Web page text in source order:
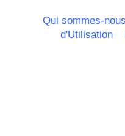
Mayotte
Midi Pyrenees - Espagne
Qui sommes-nous
d'Utilisation